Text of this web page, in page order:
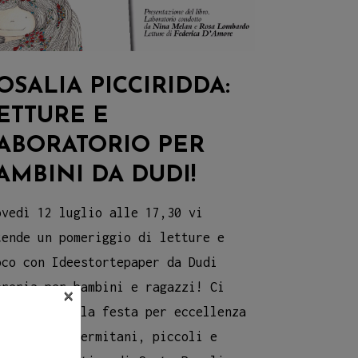
PICCIRIDDA:
E
PER
DA DUDI!
12 luglio alle 17,30 vi
un pomeriggio di letture e
con Ideestortepaper da Dudi
per bambini e ragazzi! Ci
alla festa per eccellenza
tutti i palermitani, piccoli e
×